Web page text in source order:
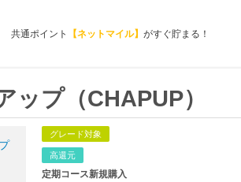
共通ポイント 【ネットマイル】 がすぐ貯まる！
ップ（CHAPUP）
グレード対象
高還元
定期コース新規購入